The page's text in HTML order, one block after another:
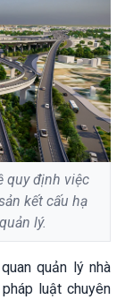
quy định việc
kết cấu hạ
lý.
quản lý nhà
luật chuyên